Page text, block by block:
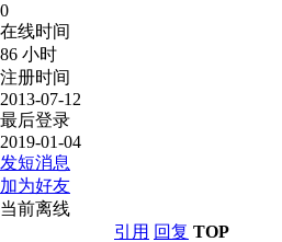
0
在线时间
86 小时
注册时间
2013-07-12
最后登录
2019-01-04
发短消息
加为好友
当前离线
引用 回复 TOP